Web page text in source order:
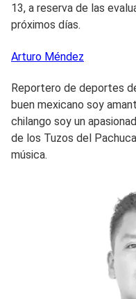
13, a reserva de las
próximos días.
Arturo Méndez
Reportero de deportes
buen mexicano soy
chilango soy un
de los Tuzos del
música.